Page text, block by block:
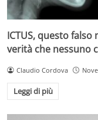
ICTUS, questo
verità che nessuno
Claudio Cordova
Leggi di più